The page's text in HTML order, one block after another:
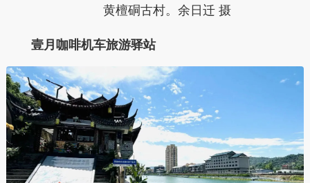
黄檀硐古村。余日迁 摄
壹月咖啡机车旅游驿站